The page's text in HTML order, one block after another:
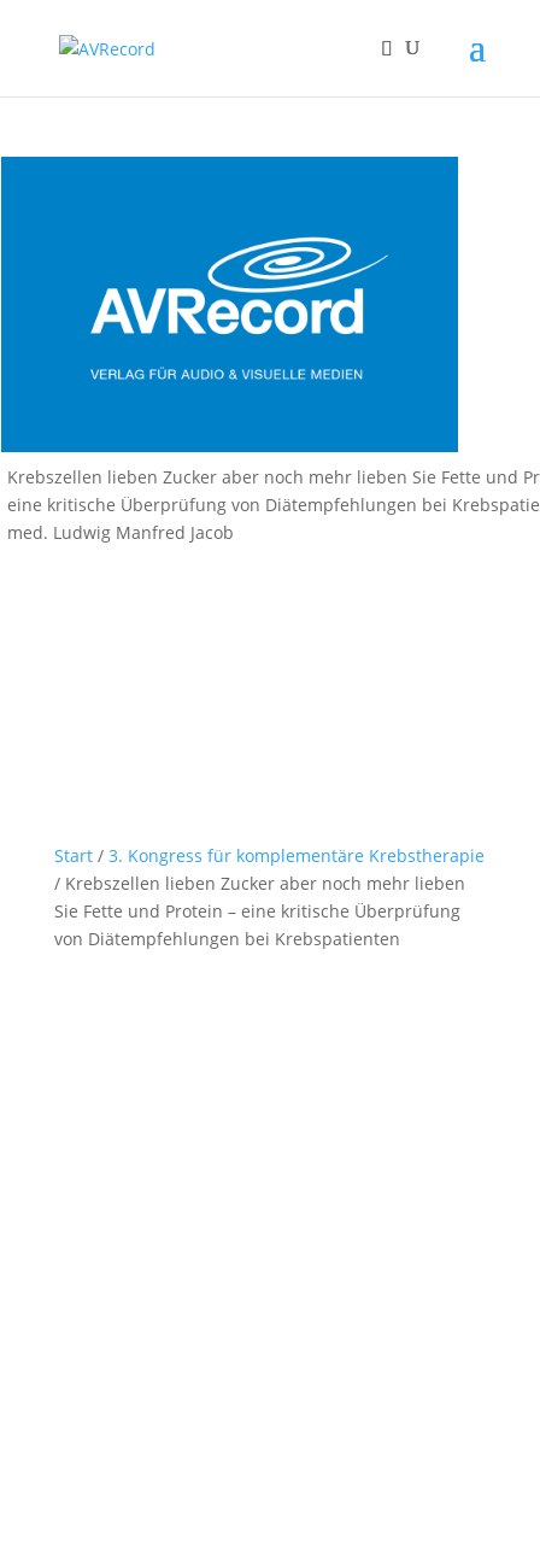
Krebszellen lieben Zucker aber noch mehr lieben Sie Fette und
eine kritische Überprüfung von Diätempfehlungen bei
med. Ludwig Manfred Jacob
Start/ 3. Kongress für komplementäre Krebstherapie
/ Krebszellen lieben Zucker aber noch mehr lieben
Sie Fette und Protein – eine kritische Überprüfung
von Diätempfehlungen bei Krebspatienten